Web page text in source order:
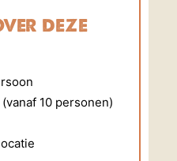
deze
10 personen)